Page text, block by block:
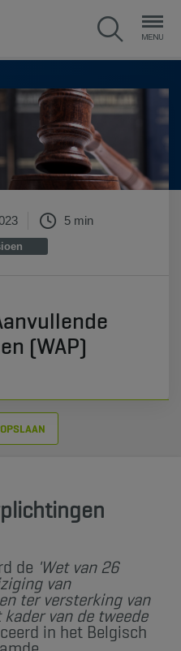
5 min
(WAP)
OPSLAAN
de 'Wet van 26
van
ter versterking van
van de tweede
in het Belgisch